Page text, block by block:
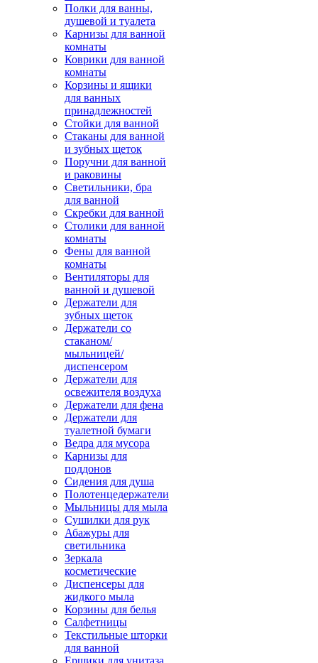
Полки для ванны,
душевой и туалета
Карнизы для ванной
комнаты
Коврики для ванной
комнаты
Корзины и ящики
для ванных
принадлежностей
Стойки для ванной
Стаканы для ванной
и зубных щеток
Поручни для ванной
и раковины
Светильники, бра
для ванной
Скребки для ванной
Столики для ванной
комнаты
Фены для ванной
комнаты
Вентиляторы для
ванной и душевой
Держатели для
зубных щеток
Держатели со
стаканом/
мыльницей/
диспенсером
Держатели для
освежителя воздуха
Держатели для фена
Держатели для
туалетной бумаги
Ведра для мусора
Карнизы для
поддонов
Сидения для душа
Полотенцедержатели
Мыльницы для мыла
Сушилки для рук
Абажуры для
светильника
Зеркала
косметические
Диспенсеры для
жидкого мыла
Корзины для белья
Салфетницы
Текстильные шторки
для ванной
Ершики для унитаза